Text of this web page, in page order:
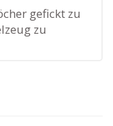
gefickt zu
zu